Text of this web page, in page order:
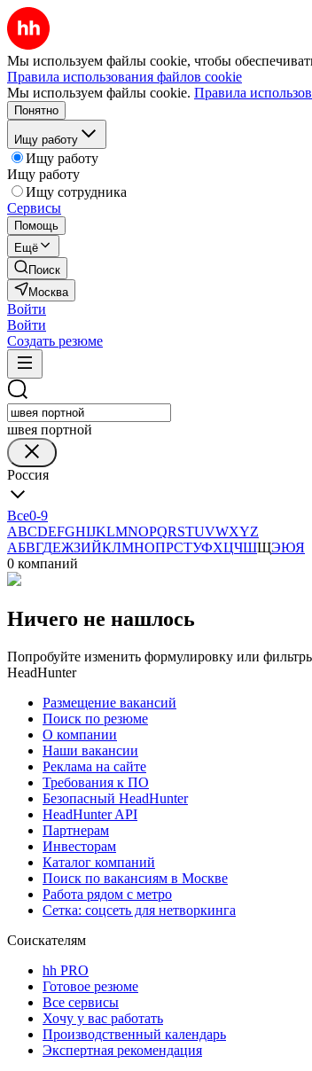
Мы используем файлы cookie, чтобы
Правила использования файлов cookie
Мы используем файлы cookie. Правила
Понятно
Ищу работу
Ищу работу
Ищу работу
Ищу сотрудника
Сервисы
Помощь
Ещё
Поиск
Москва
Войти
Войти
Создать резюме
швея портной
Россия
Все0-9
ABCDEFGHIJKLMNOPQRSTUVWXYZ
АБВГДЕЖЗИЙКЛМНОПРСТУФХЦЧШЩЭЮЯ
0 компаний
Ничего не нашлось
Попробуйте изменить формулировку или
HeadHunter
Размещение вакансий
Поиск по резюме
О компании
Наши вакансии
Реклама на сайте
Требования к ПО
Безопасный HeadHunter
HeadHunter API
Партнерам
Инвесторам
Каталог компаний
Поиск по вакансиям в Москве
Работа рядом с метро
Сетка: соцсеть для нетворкинга
Соискателям
hh PRO
Готовое резюме
Все сервисы
Хочу у вас работать
Производственный календарь
Экспертная рекомендация